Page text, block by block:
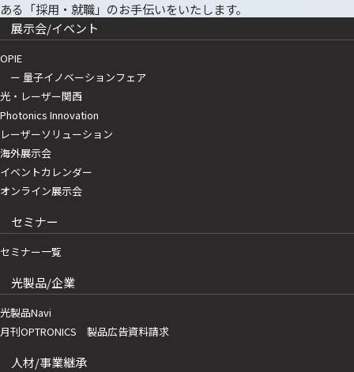
展示会/イベント
OPIE
ー 量子イノベーションフェア
光・レーザー関西
Photonics Innovation
レーザーソリューション
海外展示会
イベントカレンダー
オンライン展示会
セミナー
セミナー一覧
光製品/企業
光製品Navi
月刊OPTRONICS 製品広告資料請求
人材/事業継承